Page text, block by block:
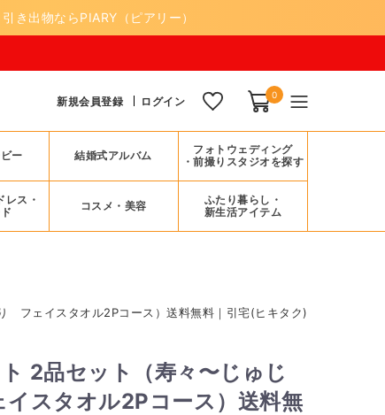
出物ならPIARY（ピアリー）
新規会員登録 ログイン 0
ー 結婚式アルバム
フォトウェディング
・前撮りスタジオを探す
レス・
コスメ・美容
ふたり暮らし・
新生活アイテム
フェイスタオル2Pコース）送料無料｜引宅(ヒキタク)
2品セット（寿々〜じゅじ
スタオル2Pコース）送料無